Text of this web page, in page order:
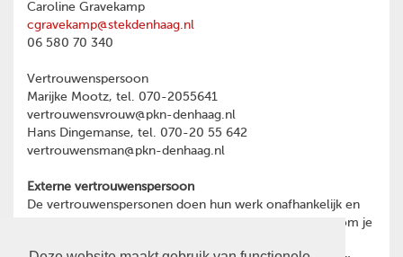
Caroline Gravekamp
cgravekamp@stekdenhaag.nl
06 580 70 340
Vertrouwenspersoon
Marijke Mootz, tel. 070-2055641
vertrouwensvrouw@pkn-denhaag.nl
Hans Dingemanse, tel. 070-20 55 642
vertrouwensman@pkn-denhaag.nl
Externe vertrouwenspersoon
De vertrouwenspersonen doen hun werk onafhankelijk en
hebben geheimhoudingsplicht. Heb je een reden waarom je